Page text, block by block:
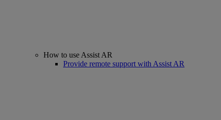
How to use Assist AR
Provide remote support with Assist AR